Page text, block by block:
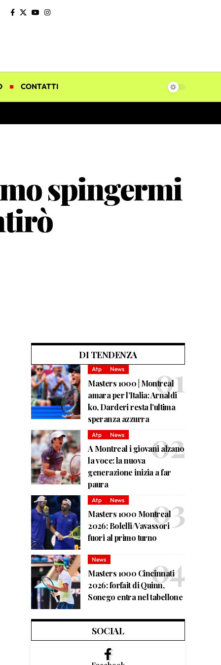
CONTATTI
spingermi
DI TENDENZA
Atp News
Masters 1000 | Montreal
amara per l’Italia: Arnaldi
ko, Darderi resta l’ultima
speranza azzurra
Atp News
A Montreal i giovani alzano
la voce: la nuova
generazione inizia a far
paura
Atp News
Masters 1000 Montreal
2026: Bolelli/Vavassori
fuori al primo turno
News
Masters 1000 Cincinnati
2026: forfait di Quinn,
Sonego entra nel tabellone
SOCIAL